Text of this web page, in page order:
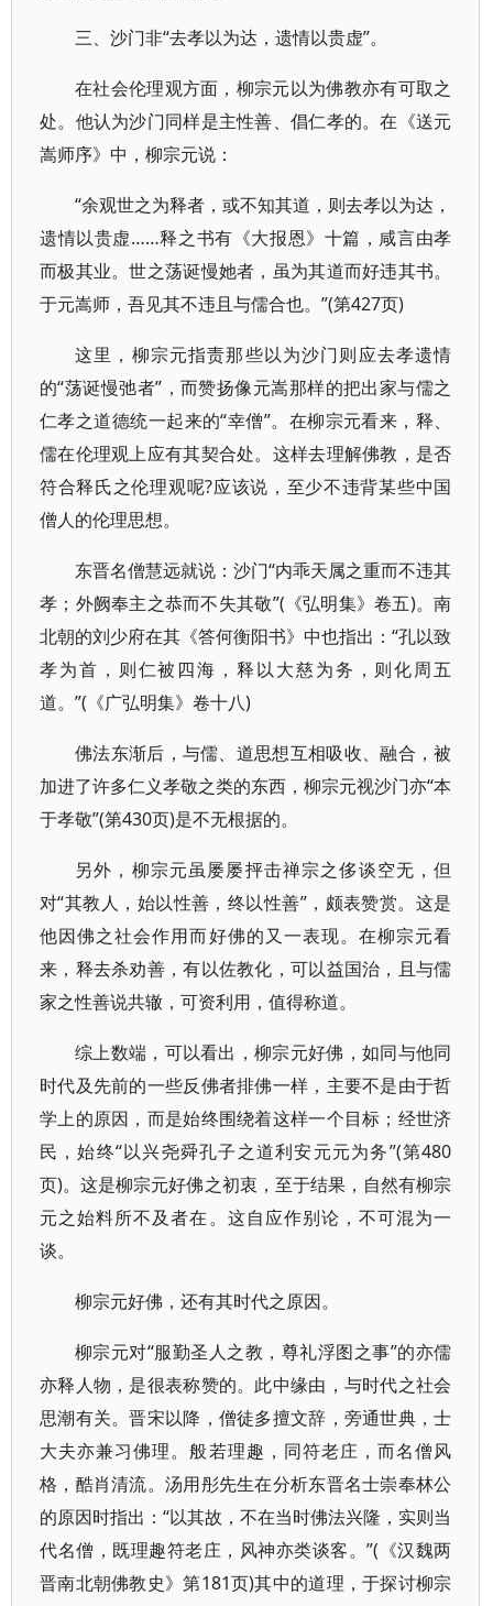
三、沙门非“去孝以为达，遗情以贵虚”。
在社会伦理观方面，柳宗元以为佛教亦有可取之
处。他认为沙门同样是主性善、倡仁孝的。在《送元
嵩师序》中，柳宗元说：
“余观世之为释者，或不知其道，则去孝以为达，
遗情以贵虚……释之书有《大报恩》十篇，咸言由孝
而极其业。世之荡诞慢她者，虽为其道而好违其书。
于元嵩师，吾见其不违且与儒合也。”(第427页)
这里，柳宗元指责那些以为沙门则应去孝遗情
的“荡诞慢弛者”，而赞扬像元嵩那样的把出家与儒之
仁孝之道德统一起来的“幸僧”。在柳宗元看来，释、
儒在伦理观上应有其契合处。这样去理解佛教，是否
符合释氏之伦理观呢?应该说，至少不违背某些中国
僧人的伦理思想。
东晋名僧慧远就说：沙门“内乖天属之重而不违其
孝；外阙奉主之恭而不失其敬”(《弘明集》卷五)。南
北朝的刘少府在其《答何衡阳书》中也指出：“孔以致
孝为首，则仁被四海，释以大慈为务，则化周五
道。”(《广弘明集》卷十八)
佛法东渐后，与儒、道思想互相吸收、融合，被
加进了许多仁义孝敬之类的东西，柳宗元视沙门亦“本
于孝敬”(第430页)是不无根据的。
另外，柳宗元虽屡屡抨击禅宗之侈谈空无，但
对“其教人，始以性善，终以性善”，颇表赞赏。这是
他因佛之社会作用而好佛的又一表现。在柳宗元看
来，释去杀劝善，有以佐教化，可以益国治，且与儒
家之性善说共辙，可资利用，值得称道。
综上数端，可以看出，柳宗元好佛，如同与他同
时代及先前的一些反佛者排佛一样，主要不是由于哲
学上的原因，而是始终围绕着这样一个目标；经世济
民，始终“以兴尧舜孔子之道利安元元为务”(第480
页)。这是柳宗元好佛之初衷，至于结果，自然有柳宗
元之始料所不及者在。这自应作别论，不可混为一
谈。
柳宗元好佛，还有其时代之原因。
柳宗元对“服勤圣人之教，尊礼浮图之事”的亦儒
亦释人物，是很表称赞的。此中缘由，与时代之社会
思潮有关。晋宋以降，僧徒多擅文辞，旁通世典，士
大夫亦兼习佛理。般若理趣，同符老庄，而名僧风
格，酷肖清流。汤用彤先生在分析东晋名士崇奉林公
的原因时指出：“以其故，不在当时佛法兴隆，实则当
代名僧，既理趣符老庄，风神亦类谈客。”(《汉魏两
晋南北朝佛教史》第181页)其中的道理，于探讨柳宗